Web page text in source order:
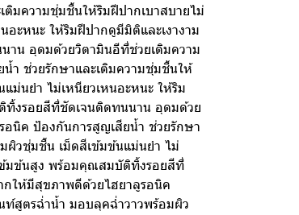
มความชุ่มชื้นให้ริมฝีปากเบาสบายไม่
ะหนะ ให้ริมฝีปากดูมีมิติและเงางาม
าน อุดมด้วยวิตามินอีที่ช่วยเติมความ
ำ ช่วยรักษาและเติมความชุ่มชื้นให้
ม่นยำ ไม่เหนียวเหนอะหนะ ให้ริม
ทิ้งรอยสีที่ชัดเจนติดทนนาน อุดมด้วย
นิค ป้องกันการสูญเสียน้ำ ช่วยรักษา
ผิวชุ่มชื้น เม็ดสีเข้มข้นแม่นยำ ไม่
ข้มข้นสูง พร้อมคุณสมบัติทิ้งรอยสีที่
ให้มีสุขภาพดีด้วยไฮยาลูรอนิค
สูตรฉ่ำน้ำ มอบลุคฉ่ำวาวพร้อมผิว